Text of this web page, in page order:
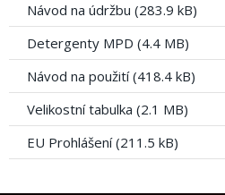
Návod na údržbu (283.9 kB)
Detergenty MPD (4.4 MB)
Návod na použití (418.4 kB)
Velikostní tabulka (2.1 MB)
EU Prohlášení (211.5 kB)